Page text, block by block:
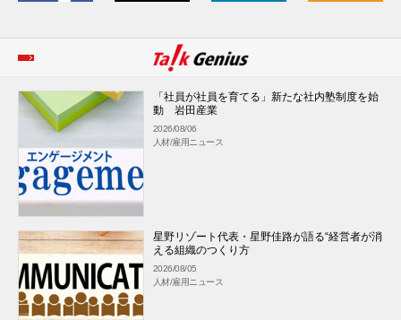
「社員が社員を育てる」新たな社内塾制度を始
動 岩田産業
2026/08/06
人材/雇用ニュース
星野リゾート代表・星野佳路が語る“経営者が消
える組織のつくり方
2026/08/05
人材/雇用ニュース